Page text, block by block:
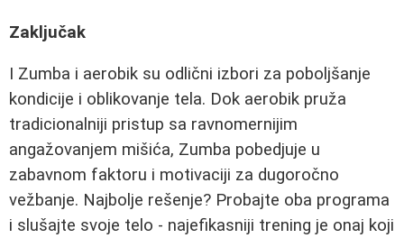
Zaključak
I Zumba i aerobik su odlični izbori za poboljšanje
kondicije i oblikovanje tela. Dok aerobik pruža
tradicionalniji pristup sa ravnomernijim
angažovanjem mišića, Zumba pobedjuje u
zabavnom faktoru i motivaciji za dugoročno
vežbanje. Najbolje rešenje? Probajte oba programa
i slušajte svoje telo - najefikasniji trening je onaj koji